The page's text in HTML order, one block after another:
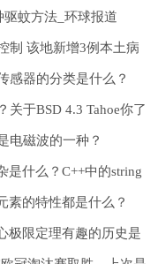
蚊方法_环球报道
制 该地新增3例本土病
感器的分类是什么？
于BSD 4.3 Tahoe你了
电磁波的一种？
是什么？C++中的string
素的特性都是什么？
极限定理有趣的历史是